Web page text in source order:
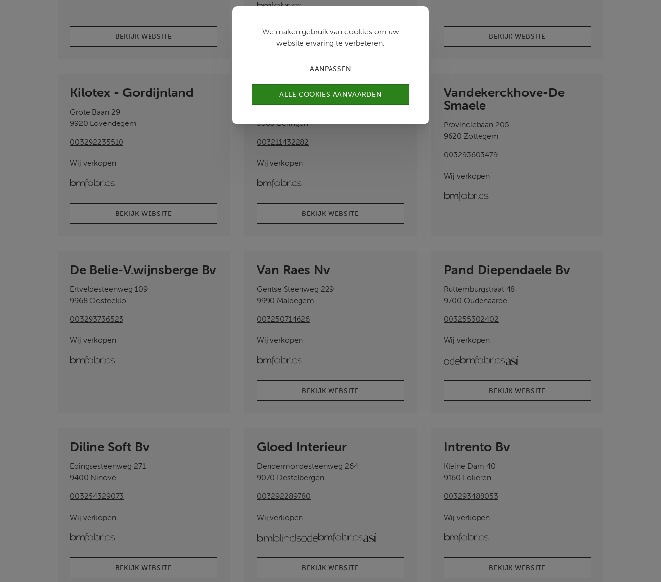
BEKIJK WEBSITE
bmfabrics
BEKIJK WEBSITE BEKIJK WEBSITE
Kilotex - Gordijnland
Grote Baan 29
9920 Lovendegem
003292235510
Wij verkopen
bmfabrics
BEKIJK WEBSITE
Gordijnland
3580 Beringen
003211432282
Wij verkopen
bmfabrics
BEKIJK WEBSITE
Vandekerckhove-De
Smaele
Provinciebaan 205
9620 Zottegem
003293603479
Wij verkopen
bmfabrics
De Belie-V.wijnsberge Bv
Ertveldesteenweg 109
9968 Oosteeklo
003293736523
Wij verkopen
bmfabrics
Van Raes Nv
Gentse Steenweg 229
9990 Maldegem
003250714626
Wij verkopen
bmfabrics
BEKIJK WEBSITE
Pand Diependaele Bv
Ruttemburgstraat 48
9700 Oudenaarde
003255302402
Wij verkopen
ode bmfabrics ASI
BEKIJK WEBSITE
Diline Soft Bv
Edingsesteenweg 271
9400 Ninove
003254329073
Wij verkopen
bmfabrics
BEKIJK WEBSITE
Gloed Interieur
Dendermondesteenweg 264
9070 Destelbergen
003292289780
Wij verkopen
bmblinds ode bmfabrics ASI
BEKIJK WEBSITE
Intrento Bv
Kleine Dam 40
9160 Lokeren
003293488053
Wij verkopen
bmfabrics
BEKIJK WEBSITE
We maken gebruik van cookiesom uw
website ervaring te verbeteren.
AANPASSEN
ALLE COOKIES AANVAARDEN